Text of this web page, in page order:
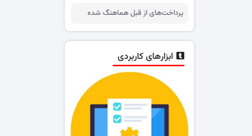
پرداخت‌های از قبل هماهنگ شده
ابزارهای کاربردی